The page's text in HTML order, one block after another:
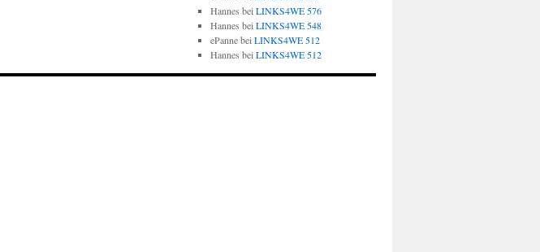
Hannes bei LINKS4WE 576
Hannes bei LINKS4WE 548
ePannebei LINKS4WE 512
Hannes bei LINKS4WE 512